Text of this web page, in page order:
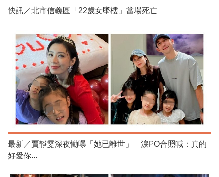
快訊／北市信義區「22歲女墜樓」當場死亡
最新／賈靜雯深夜慟曝「她已離世」 淚PO合照喊：真的
好愛你...